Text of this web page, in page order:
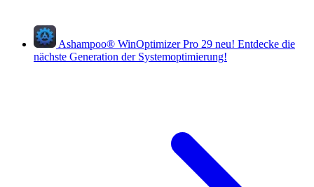
Ashampoo® WinOptimizer Pro 29 neu! Entdecke die
nächste Generation der Systemoptimierung!